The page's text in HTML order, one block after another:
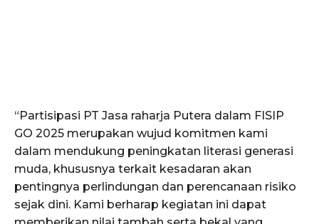
“Partisipasi PT Jasa raharja Putera dalam FISIP
GO 2025 merupakan wujud komitmen kami
dalam mendukung peningkatan literasi generasi
muda, khususnya terkait kesadaran akan
pentingnya perlindungan dan perencanaan risiko
sejak dini. Kami berharap kegiatan ini dapat